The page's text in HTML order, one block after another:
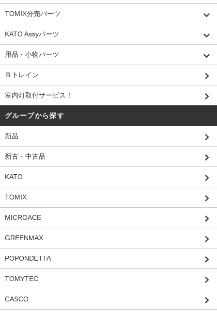
TOMIX分売パーツ
KATO Assyパーツ
用品・小物パーツ
Ｂトレイン
室内灯取付サービス！
グループから探す
新品
新古・中古品
KATO
TOMIX
MICROACE
GREENMAX
POPONDETTA
TOMYTEC
CASCO